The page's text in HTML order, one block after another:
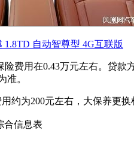
1.8TD 自动智尊型 4G互联版
费用在0.43万元左右。贷
准。
为200元左右，大保养更
合信息表